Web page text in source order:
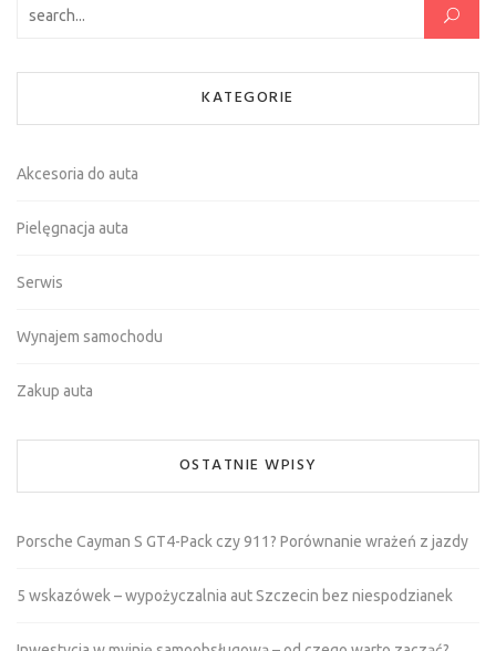
Szukaj:
KATEGORIE
Akcesoria do auta
Pielęgnacja auta
Serwis
Wynajem samochodu
Zakup auta
OSTATNIE WPISY
Porsche Cayman S GT4-Pack czy 911? Porównanie wrażeń z jazdy
5 wskazówek – wypożyczalnia aut Szczecin bez niespodzianek